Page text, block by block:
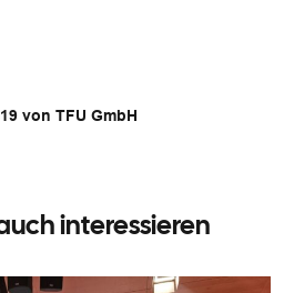
von TFU GmbH
interessieren